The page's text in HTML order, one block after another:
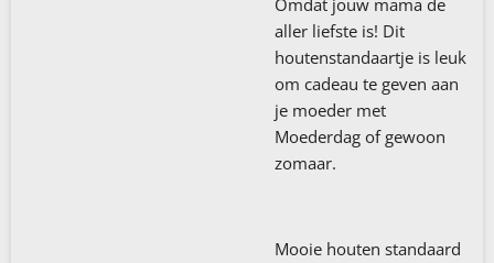
Omdat jouw mama de
aller liefste is! Dit
houtenstandaartje is leuk
om cadeau te geven aan
je moeder met
Moederdag of gewoon
zomaar.
Mooie houten standaard